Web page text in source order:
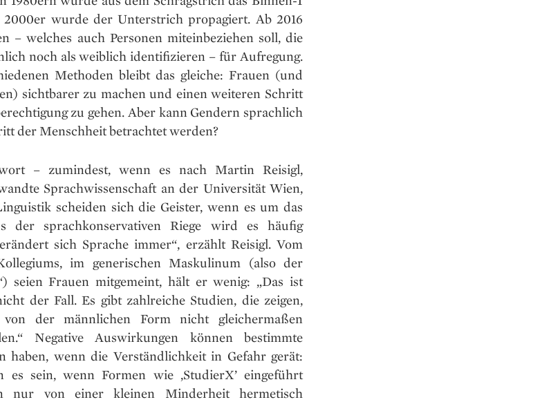
wurde der Unterstrich propagiert. Ab 2016
– welches auch Personen miteinbeziehen soll, die
noch als weiblich identifizieren – für Aufregung.
Methoden bleibt das gleiche: Frauen (und
sichtbarer zu machen und einen weiteren Schritt
zu gehen. Aber kann Gendern sprachlich
der Menschheit betrachtet werden?
– zumindest, wenn es nach Martin Reisigl,
Sprachwissenschaft an der Universität Wien,
scheiden sich die Geister, wenn es um das
der sprachkonservativen Riege wird es häufig
sich Sprache immer“, erzählt Reisigl. Vom
im generischen Maskulinum (also der
seien Frauen mitgemeint, hält er wenig: „Das ist
der Fall. Es gibt zahlreiche Studien, die zeigen,
der männlichen Form nicht gleichermaßen
Negative Auswirkungen können bestimmte
haben, wenn die Verständlichkeit in Gefahr gerät:
es sein, wenn Formen wie ,StudierX’ eingeführt
nur von einer kleinen Minderheit hermetisch